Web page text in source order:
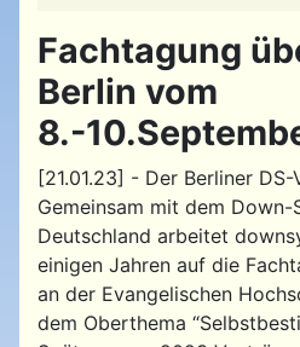
Fachtagung
Berlin vom
8.-
[21.01.23] - Der Berliner
Gemeinsam mit dem
Deutschland arbeitet
einigen Jahren auf die
an der Evangelischen
dem Oberthema